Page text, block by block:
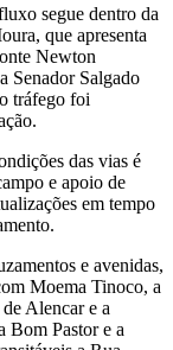
segue dentro da
que apresenta
Newton
Senador Salgado
tráfego foi
das vias é
e apoio de
em tempo
e avenidas,
Moema Tinoco, a
Alencar e a
Bom Pastor e a